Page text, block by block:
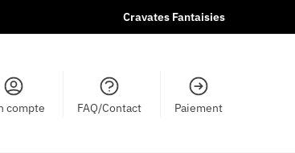
Cravates Fantaisies
compte FAQ/Contact Paiement